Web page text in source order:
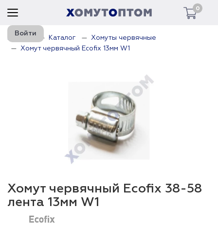
0
Войти
Главная Каталог
Хомуты червячные
Хомут червячный Ecofix 13мм W1
Хомут червячный Ecofix 38-58
лента 13мм W1